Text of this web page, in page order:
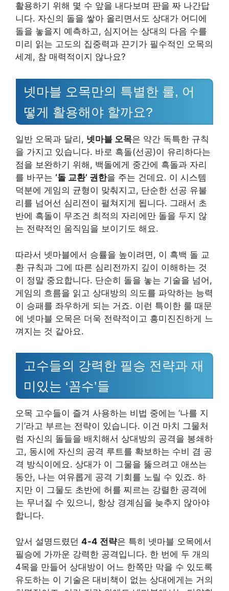
활용하기 위해 몇 수 앞을 내다보며 판을 짜 나간답
니다. 자신의 돌을 쌓아 올리면서도 상대가 어디에
돌을 놓을지 예측하고, 심지어는 상대의 다음 수를
미리 읽는 고도의 집중력과 끈기가 필수적인 오목의
세계, 참 매력적이지 않나요?
넷마블 오목만의 특별한 룰, 어
떻게 활용해야 할까요?
일반 오목과 달리, 넷마블 오목은 약간 독특한 규칙
을 가지고 있습니다. 바로 흑돌(선공)이 유리하다는
점을 보완하기 위해, 백돌에게 중간에 흑돌과 자리
를 바꾸는 ‘돌 교환’ 권한을 주는 건데요. 이 시스템
덕분에 게임의 균형이 맞춰지고, 단순한 선공 유불
리를 넘어선 심리전이 펼쳐지게 됩니다. 그래서 초
반에 흑돌이 무조건 최적의 자리에만 돌을 두지 않
는 전략적인 움직임을 보이기도 해요.
따라서 넷마블에서 승률을 높이려면, 이 흑백 돌 교
환 규칙과 그에 따른 심리전까지 깊이 이해하는 것
이 정말 중요합니다. 단순히 돌을 놓는 기술을 넘어,
게임의 흐름을 읽고 상대방의 의도를 파악하는 능력
이 승패를 좌우하게 되는 거죠. 이런 특이한 룰 때문
에 넷마블 오목은 더욱 전략적이고 흥미진진하게 느
껴지는 것 같아요.
고수들의 강력한 필승 전략과 재
미있는 ‘꼼수’들
오목 고수들이 즐겨 사용하는 비법 중에는 ‘나를 지
기’라고 부르는 전략이 있습니다. 이건 마치 그물처
럼 자신의 돌들을 배치해서 상대방의 공격을 봉쇄하
고, 동시에 자신의 공격 루트를 확보하는 수비 겸 공
격 방식이에요. 상대가 이 그물을 뚫으려고 애쓰는
동안, 나는 여유롭게 공격 기회를 노릴 수 있죠. 하
지만 이 그물도 초반에 허를 찌르는 강렬한 공격에
는 무너질 수 있으니, 항상 경계심을 늦추지 않아야
합니다.
앞서 설명드렸던 4-4 전략은 특히 넷마블 오목에서
필승에 가까운 강력한 공격입니다. 한 번에 두 개의
4목을 만들어 상대방이 어느 한쪽만 막을 수 있도록
유도하는 이 기술은 대비책이 없는 상대에게는 거의